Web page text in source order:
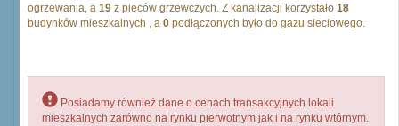
ogrzewania, a 19 z pieców grzewczych. Z kanalizacji korzystało 18
budynków mieszkalnych , a 0 podłączonych było do gazu sieciowego.
Posiadamy również dane o cenach transakcyjnych lokali
mieszkalnych zarówno na rynku pierwotnym jak i na rynku wtórnym.